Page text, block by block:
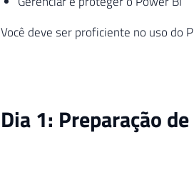
Você deve ser proficiente no uso do
Dia 1: Preparação